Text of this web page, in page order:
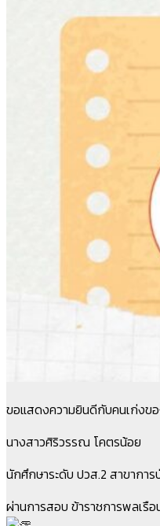
ขอแสดงความยินดีกับคนเก่งขอ
นางสาวศิริวรรณ โคตรน้อย
นักศึกษาระดับ ปวส.2 สาขากา
ผ่านการสอบ ข้าราชการพลเรื